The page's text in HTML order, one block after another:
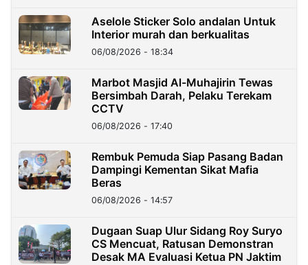
Aselole Sticker Solo andalan Untuk
Interior murah dan berkualitas
06/08/2026 - 18:34
Marbot Masjid Al-Muhajirin Tewas
Bersimbah Darah, Pelaku Terekam
CCTV
06/08/2026 - 17:40
Rembuk Pemuda Siap Pasang Badan
Dampingi Kementan Sikat Mafia
Beras
06/08/2026 - 14:57
Dugaan Suap Ulur Sidang Roy Suryo
CS Mencuat, Ratusan Demonstran
Desak MA Evaluasi Ketua PN Jaktim